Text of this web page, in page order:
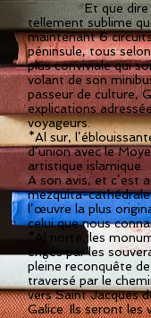
Et que dire du
tellement sublime
maintenant 6
péninsule, tous
plus conviviale qui
volant de son
passeur de culture,
explications
voyageurs.
*Al sur,
d’union avec le
artistique islamique.
A son avis, et c’est
mezquita-
l’œuvre la plus
celui que nous
*Al norte, les
érigés par les
pleine reconquête
traversé par le
vers Saint Jacques
Galice. Ils seront les